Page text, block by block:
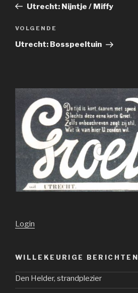
bericht
Utrecht: Nijntje / Miffy
Volgend
bericht
VOLGENDE
Utrecht: Bosspeeltuin
Login
WILLEKEURIGE BERICHTEN
Den Helder, strandplezier